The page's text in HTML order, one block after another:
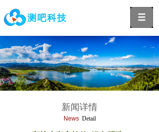
测吧科技
新闻详情
News Detail